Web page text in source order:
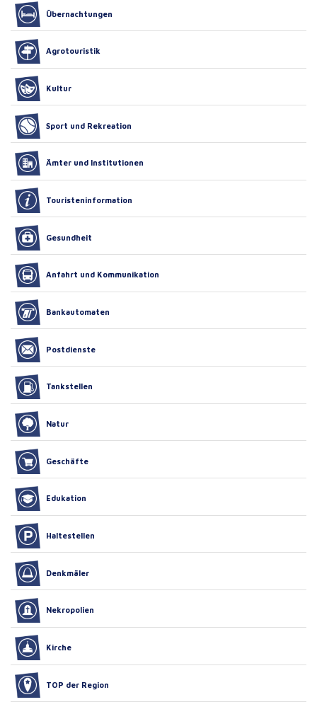
Übernachtungen
Agrotouristik
Kultur
Sport und Rekreation
Ämter und Institutionen
Touristeninformation
Gesundheit
Anfahrt und Kommunikation
Bankautomaten
Postdienste
Tankstellen
Natur
Geschäfte
Edukation
Haltestellen
Denkmäler
Nekropolien
Kirche
TOP der Region